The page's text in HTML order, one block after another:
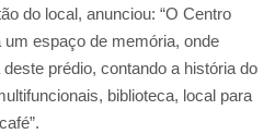
do local, anunciou: “O Centro
espaço de memória, onde
prédio, contando a história do
biblioteca, local para